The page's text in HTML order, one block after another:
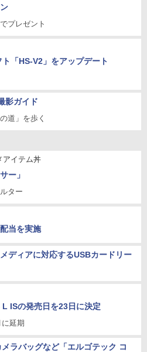
プレゼント
「HS-V2」をアップデート
影ガイド
道」を歩く
アイテム丼
ー」
ター
当を実施
ディアに対応するUSBカードリー
ISの発売日を23日に決定
延期
ラバッグなど「エルゴテック コ